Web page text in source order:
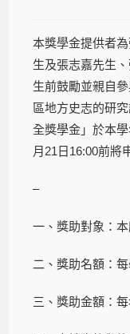
本獎學金提供者
生及張志嘉先生
生前鼓勵並親自
區地方史志的研
全獎學金」於本
月21日16:00前將
–
一、獎助對象：
二、獎助名額：每
三、獎助金額：